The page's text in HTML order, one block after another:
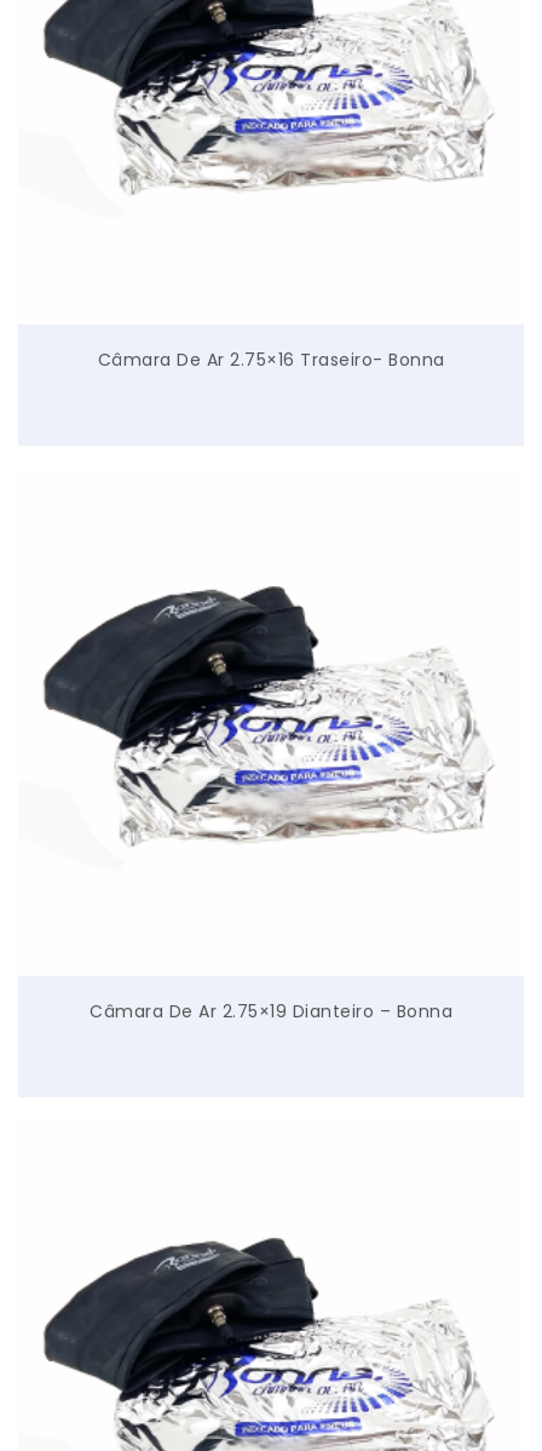
Câmara De Ar 2.75×16 Traseiro- Bonna
Câmara De Ar 2.75×19 Dianteiro – Bonna